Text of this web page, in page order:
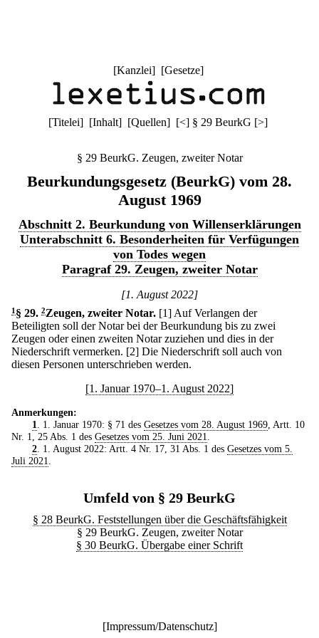
[Kanzlei] [Gesetze]
[Titelei] [Inhalt] [Quellen] [<] § 29 BeurkG [>]
§ 29 BeurkG. Zeugen, zweiter Notar
Beurkundungsgesetz (BeurkG) vom 28.
August 1969
Abschnitt 2. Beurkundung von Willenserklärungen
Unterabschnitt 6. Besonderheiten für Verfügungen
von Todes wegen
Paragraf 29. Zeugen, zweiter Notar
[1. August 2022]
1 § 29. 2Zeugen, zweiter Notar. [1] Auf Verlangen der
Beteiligten soll der Notar bei der Beurkundung bis zu zwei
Zeugen oder einen zweiten Notar zuziehen und dies in der
Niederschrift vermerken. [2] Die Niederschrift soll auch von
diesen Personen unterschrieben werden.
[1. Januar 1970–1. August 2022]
Anmerkungen:
1
. 1. Januar 1970: § 71 des Gesetzes vom 28. August 1969, Artt. 10
Nr. 1, 25 Abs. 1 des Gesetzes vom 25. Juni 2021
2. 1. August 2022: Artt. 4 Nr. 17, 31 Abs. 1 des Gesetzes vom 5.
Juli 2021
Umfeld von § 29 BeurkG
§ 28 BeurkG. Feststellungen über die Geschäftsfähigkeit
§ 29 BeurkG. Zeugen, zweiter Notar
§ 30 BeurkG. Übergabe einer Schrift
[Impressum/Datenschutz]